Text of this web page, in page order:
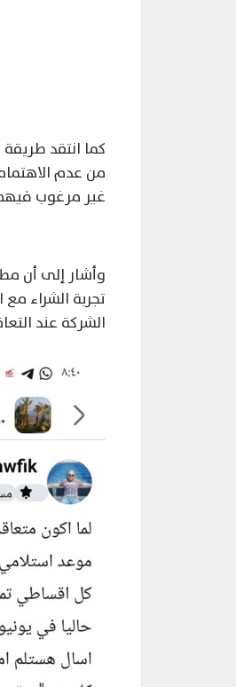
كما انتقد
من عدم
غير مرغوب
وأشار إلى أن
تجربة الشراء
الشركة عند